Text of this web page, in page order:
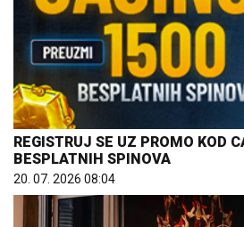
REGISTRUJ SE UZ PROMO KOD
BESPLATNIH SPINOVA
20. 07. 2026 08:04